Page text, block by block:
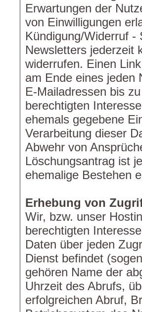
Erwartungen der
von Einwilligungen
Kündigung/Widerruf -
Newsletters jederzeit
widerrufen. Einen
am Ende eines jeden
E-Mailadressen bis
berechtigten
ehemals gegebene
Verarbeitung dieser
Abwehr von
Löschungsantrag ist
ehemalige Bestehen
Erhebung von
Wir, bzw. unser
berechtigten
Daten über jeden
Dienst befindet
gehören Name der
Uhrzeit des Abrufs,
erfolgreichen Abruf,